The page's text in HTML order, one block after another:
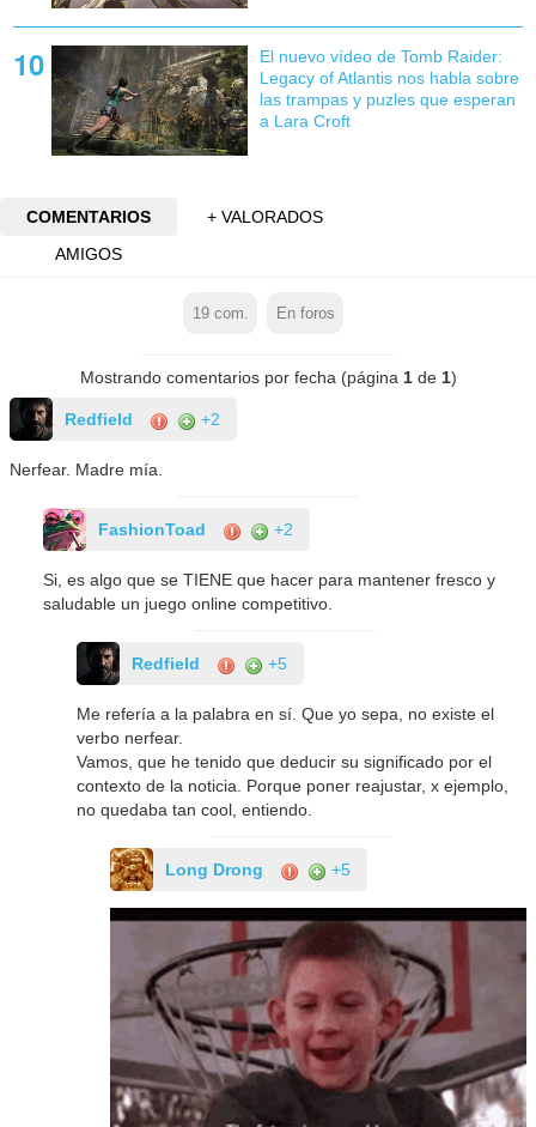
El nuevo vídeo de Tomb Raider:
Legacy of Atlantis nos habla sobre
las trampas y puzles que esperan
a Lara Croft
COMENTARIOS
+ VALORADOS
AMIGOS
19com. En foros
Mostrando comentarios por fecha (página 1de 1)
Redfield +2
Nerfear. Madre mía.
FashionToad +2
Si, es algo que se TIENE que hacer para mantener fresco y
saludable un juego online competitivo.
Redfield +5
Me refería a la palabra en sí. Que yo sepa, no existe el
verbo nerfear.
Vamos, que he tenido que deducir su significado por el
contexto de la noticia. Porque poner reajustar, x ejemplo,
no quedaba tan cool, entiendo.
Long Drong +5